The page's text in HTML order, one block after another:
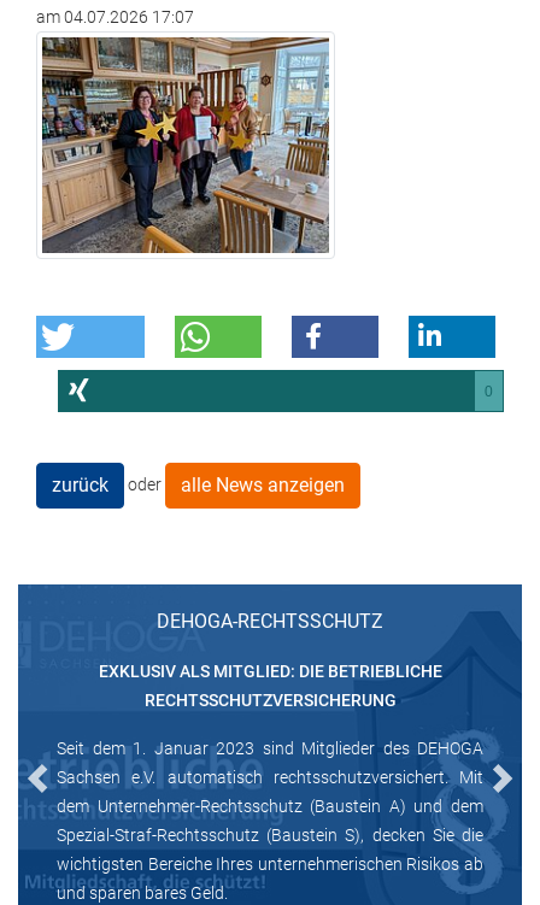
am04.07.2026 17:07
0
zurück oder alle News anzeigen
DEHOGA-RECHTSSCHUTZ
EXKLUSIV ALS MITGLIED: DIE BETRIEBLICHE
RECHTSSCHUTZVERSICHERUNG
Seit dem 1. Januar 2023 sind Mitglieder des DEHOGA
Sachsen e.V. automatisch rechtsschutzversichert. Mit
dem Unternehmer-Rechtsschutz (Baustein A) und dem
Spezial-Straf-Rechtsschutz (Baustein S), decken Sie die
wichtigsten Bereiche Ihres unternehmerischen Risikos ab
und sparen bares Geld.
Previous Next